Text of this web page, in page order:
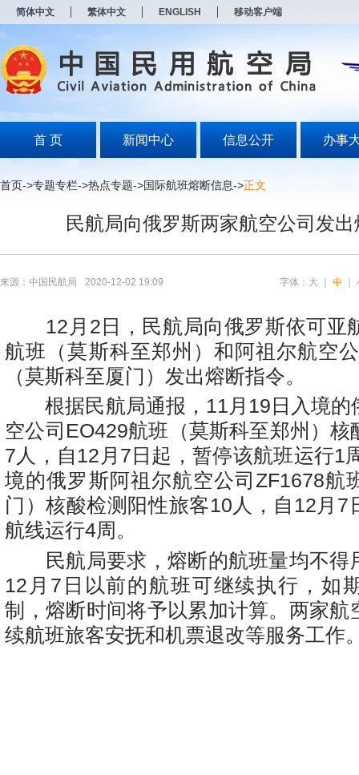
简体中文 繁体中文 ENGLISH 移动客户端
首 页 新闻中心 信息公开 办事
首页->专题专栏->热点专题->国际航班熔断信息->正文
民航局向俄罗斯两家航空公司发
来源：中国民航局 2020-12-02 19:09 字体： 大 中
12月2日，民航局向俄罗斯依可亚
航班（莫斯科至郑州）和阿祖尔航空
（莫斯科至厦门）发出熔断指令。
根据民航局通报，11月19日入境的
空公司EO429航班（莫斯科至郑州）核
7人，自12月7日起，暂停该航班运行1
境的俄罗斯阿祖尔航空公司ZF1678航
门）核酸检测阳性旅客10人，自12月7
航线运行4周。
民航局要求，熔断的航班量均不得
12月7日以前的航班可继续执行，如
制，熔断时间将予以累加计算。两家航
续航班旅客安抚和机票退改等服务工作
打
开
无
障
说
按
Alt
开